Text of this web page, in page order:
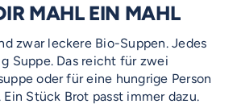
MAHL EIN MAHL
zwar leckere Bio-Suppen. Jedes
Suppe. Das reicht für zwei
oder für eine hungrige Person
Stück Brot passt immer dazu.